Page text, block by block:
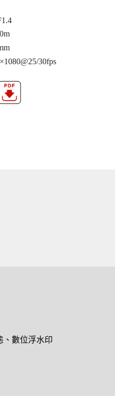
30fps
、數位浮水印